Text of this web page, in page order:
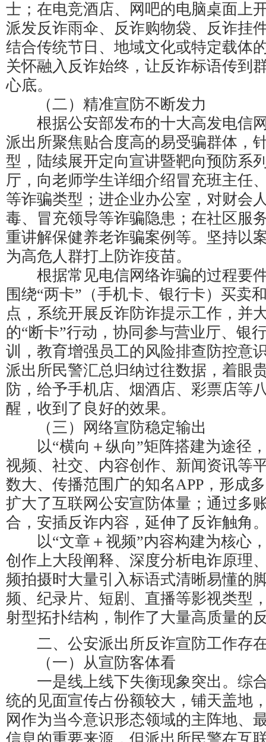
士；在电竞酒店、网吧的电脑桌面上
派发反诈雨伞、反诈购物袋、反诈挂
结合传统节日、地域文化或特定载体
关怀融入反诈始终，让反诈标语传到
心底。
（二）精准宣防不断发力
根据公安部发布的十大高发电信
派出所聚焦贴合度高的易受骗群体，
型，陆续展开定向宣讲暨靶向预防系
厅，向老师学生详细介绍冒充班主任
等诈骗类型；进企业办公室，对财会
毒、冒充领导等诈骗隐患；在社区服
重讲解保健养老诈骗案例等。坚持以
为高危人群打上防诈疫苗。
根据常见电信网络诈骗的过程要
围绕“两卡”（手机卡、银行卡）买卖
点，系统开展反诈防诈提示工作，并
的“断卡”行动，协同参与营业厅、银
训，教育增强员工的风险排查防控意
派出所民警汇总归纳过往数据，着眼
防，给予手机店、烟酒店、彩票店等
醒，收到了良好的效果。
（三）网络宣防稳定输出
以“横向＋纵向”矩阵搭建为途径
视频、社交、内容创作、新闻资讯等
数大、传播范围广的知名APP，形成
扩大了互联网公安宣防体量；通过多
合，安插反诈内容，延伸了反诈触角
以“文章＋视频”内容构建为核心
创作上大段阐释、深度分析电诈原理
频拍摄时大量引入标语式清晰易懂的
频、纪录片、短剧、直播等影视类型
射型拓扑结构，制作了大量高质量的
二、公安派出所反诈宣防工作存
（一）从宣防客体看
一是线上线下失衡现象突出。综
统的见面宣传占份额较大，铺天盖地
网作为当今意识形态领域的主阵地、